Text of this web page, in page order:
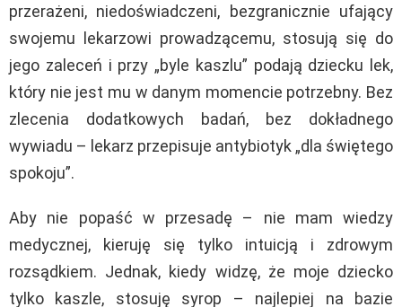
przerażeni, niedoświadczeni, bezgranicznie ufający
swojemu lekarzowi prowadzącemu, stosują się do
jego zaleceń i przy „byle kaszlu” podają dziecku lek,
który nie jest mu w danym momencie potrzebny. Bez
zlecenia dodatkowych badań, bez dokładnego
wywiadu – lekarz przepisuje antybiotyk „dla świętego
spokoju”.
Aby nie popaść w przesadę – nie mam wiedzy
medycznej, kieruję się tylko intuicją i zdrowym
rozsądkiem. Jednak, kiedy widzę, że moje dziecko
tylko kaszle, stosuję syrop – najlepiej na bazie